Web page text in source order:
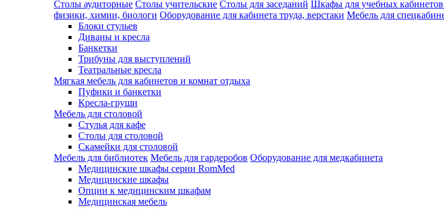
Столы аудиторные Столы учительские Столы для заседаний Шкафы для учебных
физики, химии, биологи Оборудование для кабинета труда, верстаки Мебель для
Блоки стульев
Диваны и кресла
Банкетки
Трибуны для выступлений
Театральные кресла
Мягкая мебель для кабинетов и комнат отдыха
Пуфики и банкетки
Кресла-груши
Мебель для столовой
Cтулья для кафе
Cтолы для столовой
Скамейки для столовой
Мебель для библиотек Мебель для гардеробов Оборудование для медкабинета
Медицинские шкафы серии RomMed
Медицинские шкафы
Опции к медицинским шкафам
Медицинская мебель